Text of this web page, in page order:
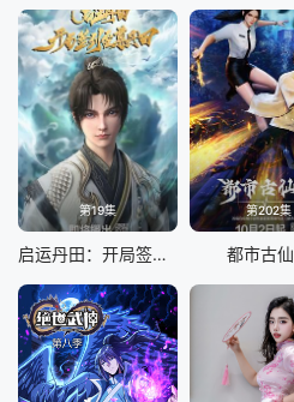
第19集
启运丹田：开局签到至尊丹田
第202集
都市古